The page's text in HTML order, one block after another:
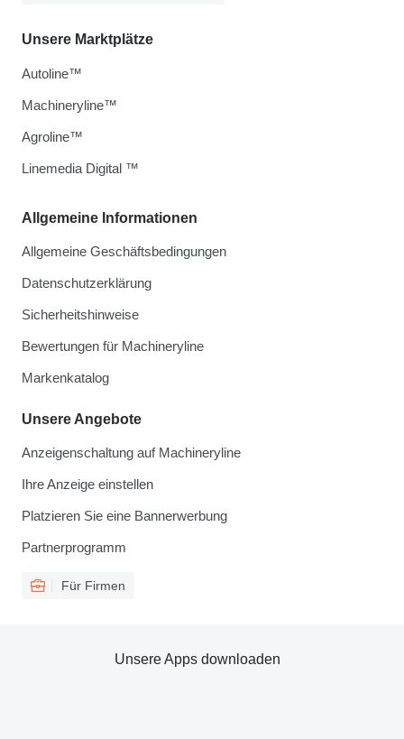
Allgemeine Informationen
Allgemeine Geschäftsbedingungen
Datenschutzerklärung
Sicherheitshinweise
Bewertungen für Machineryline
Markenkatalog
Unsere Angebote
Anzeigenschaltung auf Machineryline
Ihre Anzeige einstellen
Platzieren Sie eine Bannerwerbung
Partnerprogramm
Für Firmen
Unsere Marktplätze
Autoline™
Machineryline™
Agroline™
Linemedia Digital ™
Unsere Apps downloaden